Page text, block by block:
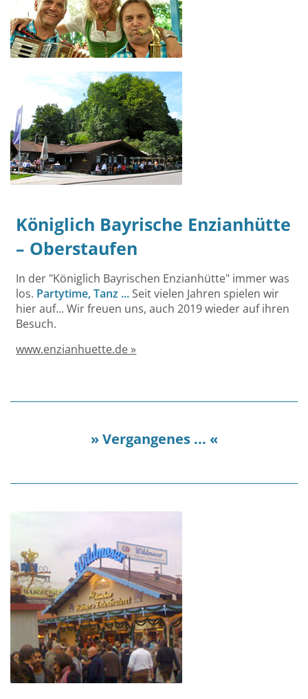
Königlich Bayrische Enzianhütte
– Oberstaufen
In der "Königlich Bayrischen Enzianhütte" immer was
los. Partytime, Tanz ... Seit vielen Jahren spielen wir
hier auf... Wir freuen uns, auch 2019 wieder auf ihren
Besuch.
www.enzianhuette.de »
» Vergangenes ... «